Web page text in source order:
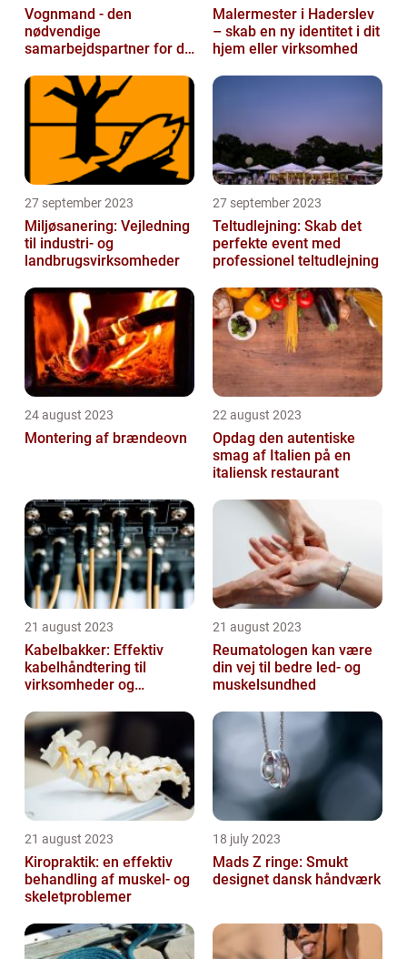
Vognmand - den
nødvendige
samarbejdspartner for dit
Malermester i Haderslev
– skab en ny identitet i dit
hjem eller virksomhed
27 september 2023
Miljøsanering: Vejledning
til industri- og
landbrugsvirksomheder
27 september 2023
Teltudlejning: Skab det
perfekte event med
professionel teltudlejning
24 august 2023
Montering af brændeovn
22 august 2023
Opdag den autentiske
smag af Italien på en
italiensk restaurant
21 august 2023
Kabelbakker: Effektiv
kabelhåndtering til
virksomheder og
21 august 2023
Reumatologen kan være
din vej til bedre led- og
muskelsundhed
21 august 2023
Kiropraktik: en effektiv
behandling af muskel- og
skeletproblemer
18 july 2023
Mads Z ringe: Smukt
designet dansk håndværk